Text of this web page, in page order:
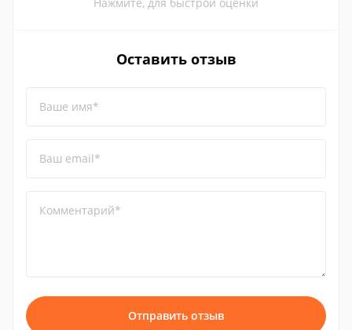
Оставить отзыв
Ваше имя*
Ваш email*
Комментарий*
Отправить отзыв